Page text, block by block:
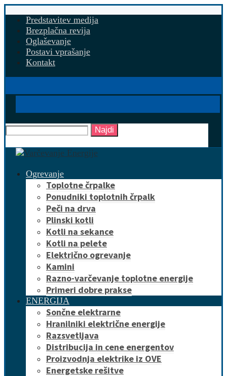
Predstavitev medija
Brezplačna revija
Oglaševanje
Postavi vprašanje
Kontakt
Najdi
Ogrevanje
Toplotne črpalke
Ponudniki toplotnih črpalk
Peči na drva
Plinski kotli
Kotli na sekance
Kotli na pelete
Električno ogrevanje
Kamini
Razno-varčevanje toplotne energije
Primeri dobre prakse
ENERGIJA
Sončne elektrarne
Hranilniki električne energije
Razsvetljava
Distribucija in cene energentov
Proizvodnja elektrike iz OVE
Energetske rešitve